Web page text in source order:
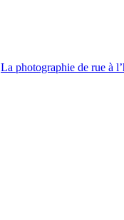
La photographie de rue à